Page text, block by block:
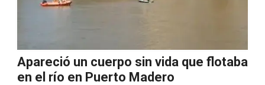
Apareció un cuerpo sin vida que flotaba
en el río en Puerto Madero